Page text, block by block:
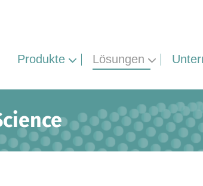
Produkte Lösungen